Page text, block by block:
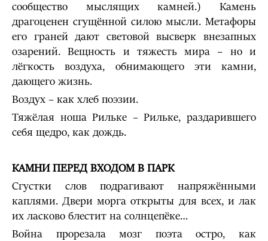
сообщество мыслящих камней.) Камень
драгоценен сгущённой силою мысли. Метафоры
его граней дают световой высверк внезапных
озарений. Вещность и тяжесть мира – но и
лёгкость воздуха, обнимающего эти камни,
дающего жизнь.
Воздух – как хлеб поэзии.
Тяжёлая ноша Рильке – Рильке, раздарившего
себя щедро, как дождь.
КАМНИ ПЕРЕД ВХОДОМ В ПАРК
Сгустки слов подрагивают напряжёнными
каплями. Двери морга открыты для всех, и лак
их ласково блестит на солнцепёке…
Война прорезала мозг поэта остро, как